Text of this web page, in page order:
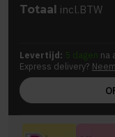
Totaal incl.BTW
Levertijd: 5 dagen na
Express delivery?